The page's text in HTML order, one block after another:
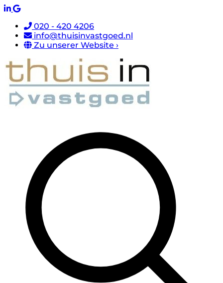
020 - 420 4206
info@thuisinvastgoed.nl
Zu unserer Website ›